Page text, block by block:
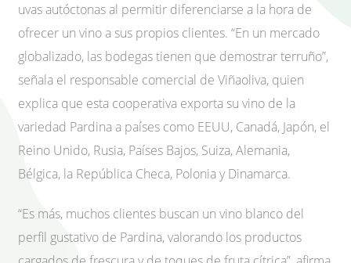
uvas autóctonas al permitir diferenciarse a la hora de
ofrecer un vino a sus propios clientes. “En un mercado
globalizado, las bodegas tienen que demostrar terruño”,
señala el responsable comercial de Viñaoliva, quien
explica que esta cooperativa exporta su vino de la
variedad Pardina a países como EEUU, Canadá, Japón, el
Reino Unido, Rusia, Países Bajos, Suiza, Alemania,
Bélgica, la República Checa, Polonia y Dinamarca.
“Es más, muchos clientes buscan un vino blanco del
perfil gustativo de Pardina, valorando los productos